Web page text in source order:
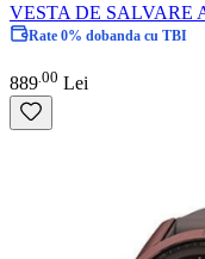
VESTA DE SALVARE
Rate 0% dobanda cu TBI
889 00 Lei